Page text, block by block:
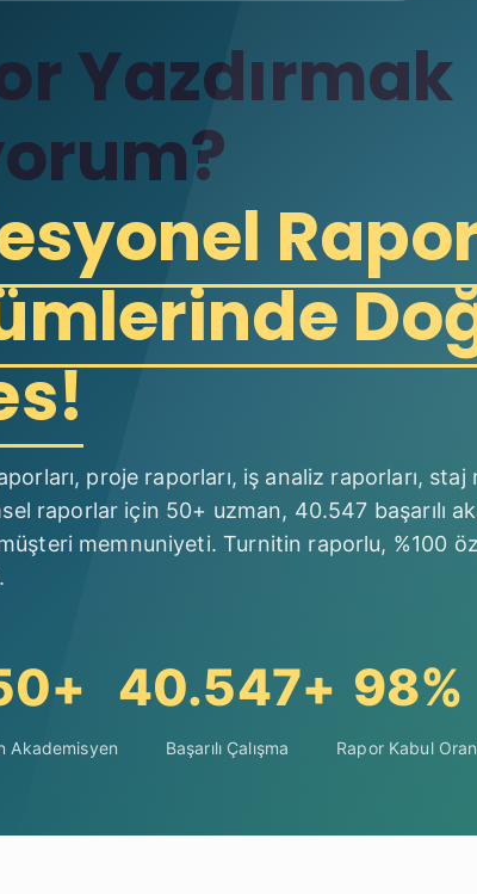
Yazdırmak
proje raporları, iş analiz raporları, staj
raporlar için 50+ uzman, 40.547 başarılı
memnuniyeti. Turnitin raporlu, %100
Akademisyen
40.547+
Başarılı Çalışma
98%
Rapor Kabul